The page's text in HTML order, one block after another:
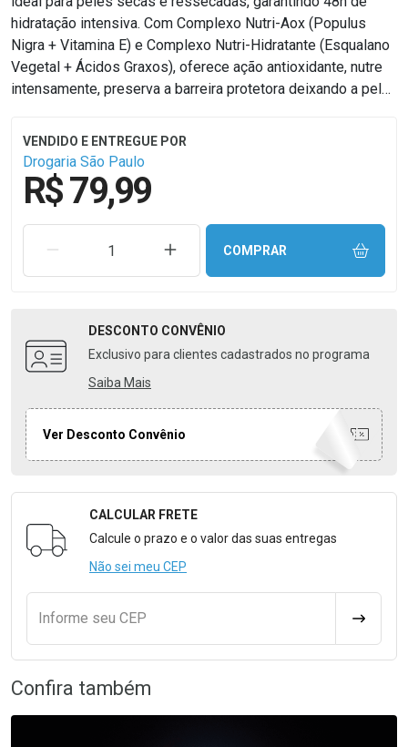
hidratação intensiva. Com Complexo Nutri-Aox (Populus
Nigra + Vitamina E) e Complexo Nutri-Hidratante (Esqualano
Vegetal + Ácidos Graxos), oferece ação antioxidante, nutre
intensamente, preserva a barreira protetora deixando a pele
fragrâncias. Vegano e Cruelty Free.
Drogaria São Paulo
R$ 79,99
REMOVER UMA UNIDADEAUMENTAR UMA UNIDADE
COMPRAR
DESCONTO CONVÊNIO
Exclusivo para clientes cadastrados no programa
Saiba Mais
Ver Desconto Convênio
Formulário para Calcular o Frete
CALCULAR FRETE
Calcule o prazo e o valor das suas entregas
Não sei meu CEP
Informe seu CEP
Confira também